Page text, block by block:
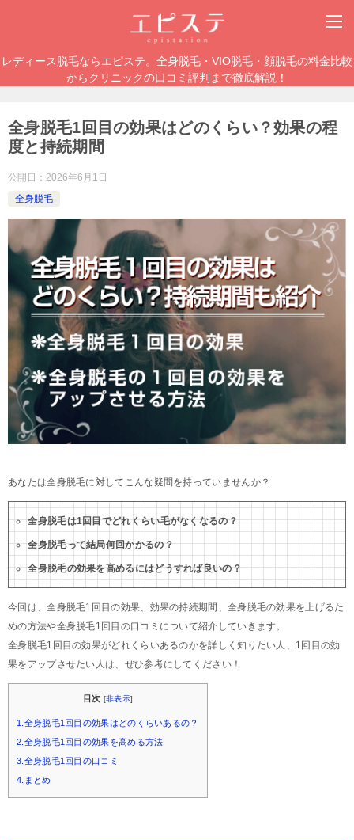
レディース脱毛ならエピステ。全身脱毛・VIO脱毛・顔脱毛の料金比較
からクリニックの口コミ評判まで徹底解説！
全身脱毛1回目の効果はどのくらい？効果の程
度と持続期間
公開日： 2026年6月1日
全身脱毛
あなたは全身脱毛に対してこんな疑問を持っていませんか？
全身脱毛は1回目でどれくらい毛がなくなるの？
全身脱毛って結局何回かかるの？
全身脱毛の効果を高めるにはどうすれば良いの？
今回は、全身脱毛1回目の効果、効果の持続期間、全身脱毛の効果を上げるた
めの方法や全身脱毛1回目の口コミについて紹介していきます。
全身脱毛1回目の効果がどれくらいあるのかを詳しく知りたい人、1回目の効
果をアップさせたい人は、ぜひ参考にしてください！
目次 [非表示]
1.全身脱毛1回目の効果はどのくらいあるの？
2.全身脱毛1回目の効果を高める方法
3.全身脱毛1回目の口コミ
4.まとめ